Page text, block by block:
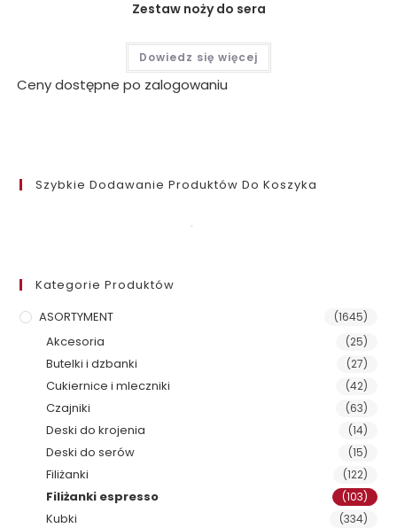
Zestaw noży do sera
Dowiedz się więcej
Ceny dostępne po zalogowaniu
Szybkie Dodawanie Produktów Do Koszyka
Kategorie Produktów
ASORTYMENT
(1645)
Akcesoria (25)
Butelki i dzbanki (27)
Cukiernice i mleczniki (42)
Czajniki (63)
Deski do krojenia (14)
Deski do serów (15)
Filiżanki (122)
Filiżanki espresso (103)
Kubki (334)